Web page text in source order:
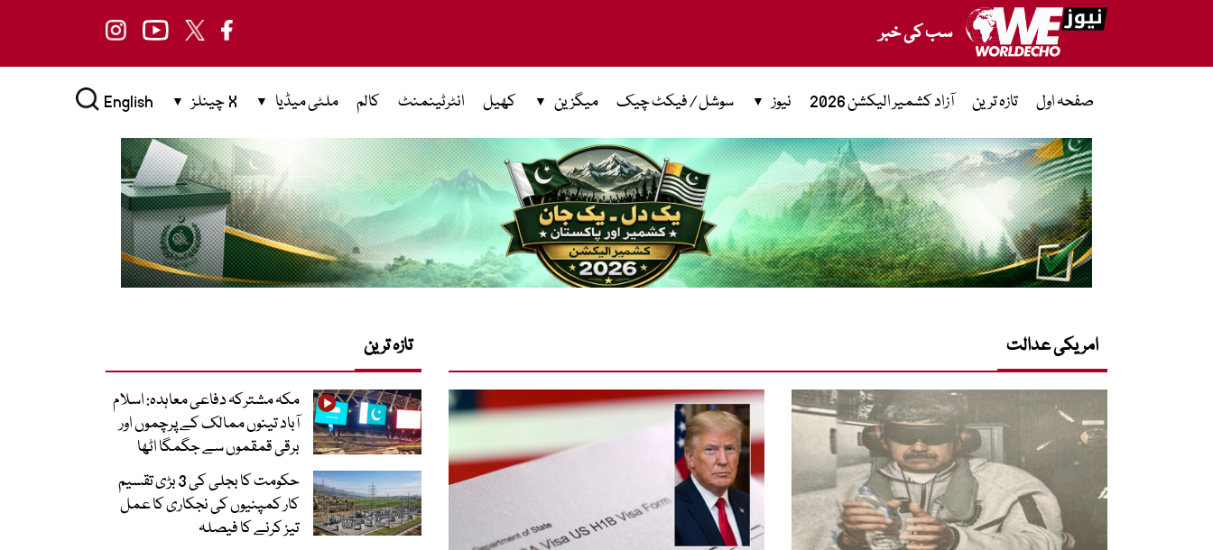
سب کی خبر
صفحہ اول تازہ ترین آزاد کشمیر الیکشن 2026 نیوز سوشل / فیکٹ چیک میگزین کھیل انٹرٹینمنٹ کالم ملٹی میڈیا X چینلز English
امریکی عدالت تازہ ترین
مکہ مشترکہ دفاعی معاہدہ: اسلام
آباد تینوں ممالک کے پرچموں اور
برقی قمقموں سے جگمگا اٹھا
حکومت کا بجلی کی 3 بڑی تقسیم
کار کمپنیوں کی نجکاری کا عمل
تیز کرنے کا فیصلہ